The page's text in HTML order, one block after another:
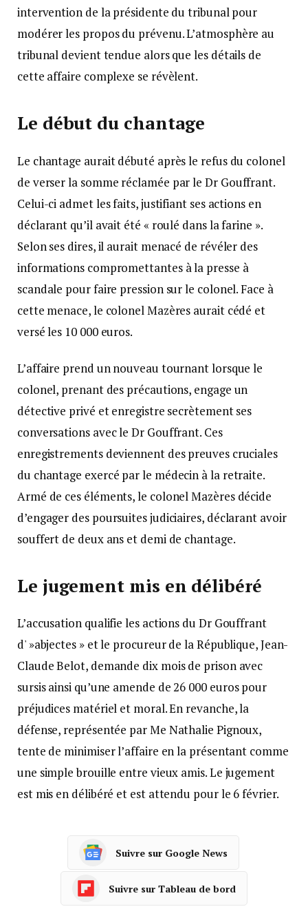
intervention de la présidente du tribunal pour
modérer les propos du prévenu. L’atmosphère au
tribunal devient tendue alors que les détails de
cette affaire complexe se révèlent.
Le début du chantage
Le chantage aurait débuté après le refus du colonel
de verser la somme réclamée par le Dr Gouffrant.
Celui-ci admet les faits, justifiant ses actions en
déclarant qu’il avait été « roulé dans la farine ».
Selon ses dires, il aurait menacé de révéler des
informations compromettantes à la presse à
scandale pour faire pression sur le colonel. Face à
cette menace, le colonel Mazères aurait cédé et
versé les 10 000 euros.
L’affaire prend un nouveau tournant lorsque le
colonel, prenant des précautions, engage un
détective privé et enregistre secrètement ses
conversations avec le Dr Gouffrant. Ces
enregistrements deviennent des preuves cruciales
du chantage exercé par le médecin à la retraite.
Armé de ces éléments, le colonel Mazères décide
d’engager des poursuites judiciaires, déclarant avoir
souffert de deux ans et demi de chantage.
Le jugement mis en délibéré
L’accusation qualifie les actions du Dr Gouffrant
d' »abjectes » et le procureur de la République, Jean-
Claude Belot, demande dix mois de prison avec
sursis ainsi qu’une amende de 26 000 euros pour
préjudices matériel et moral. En revanche, la
défense, représentée par Me Nathalie Pignoux,
tente de minimiser l’affaire en la présentant comme
une simple brouille entre vieux amis. Le jugement
est mis en délibéré et est attendu pour le 6 février.
Suivre sur Google News
Suivre sur Tableau de bord